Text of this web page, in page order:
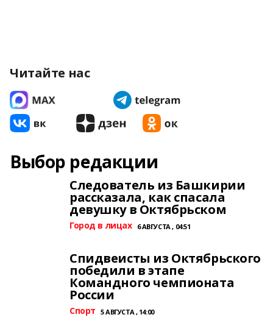
Читайте нас
Выбор редакции
Следователь из Башкирии
рассказала, как спасала
девушку в Октябрьском
Город в лицах 6 АВГУСТА , 04:51
Спидвеисты из Октябрьского
победили в этапе
Командного чемпионата
России
Спорт 5 АВГУСТА , 14:00